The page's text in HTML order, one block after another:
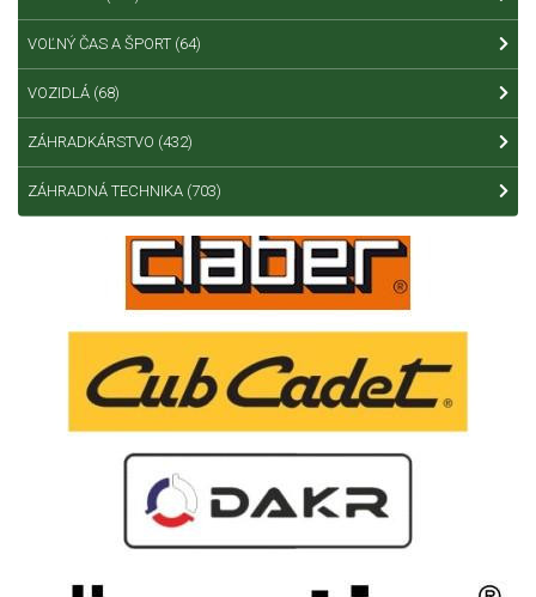
VOĽNÝ ČAS A ŠPORT (64)
VOZIDLÁ (68)
ZÁHRADKÁRSTVO (432)
ZÁHRADNÁ TECHNIKA (703)